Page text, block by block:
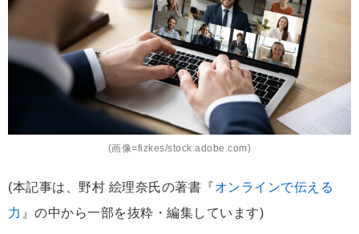
(画像=fizkes/stock.adobe.com)
(本記事は、野村 絵理奈氏の著書『オンラインで伝える
力 』の中から一部を抜粋・編集しています)